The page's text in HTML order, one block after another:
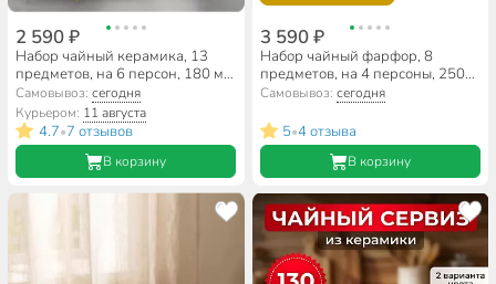
2 590 ₽
Набор чайный керамика, 13
предметов, на 6 персон, 180 мл,
металлическая подставка, Y4-
4593, подарочная упаковка
Самовывоз:сегодня
Курьером: 11 августа
4.7•7 отзывов
В корзину
3 590 ₽
Набор чайный фарфор, 8
предметов, на 4 персоны, 250
мл, Lefard, Сирень, 760-805,
подарочная упаковка
Самовывоз: сегодня
5•4 отзыва
В корзину